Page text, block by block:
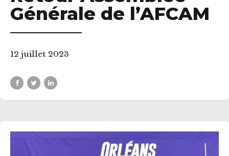
Générale de l’AFCAM
12 juillet 2023